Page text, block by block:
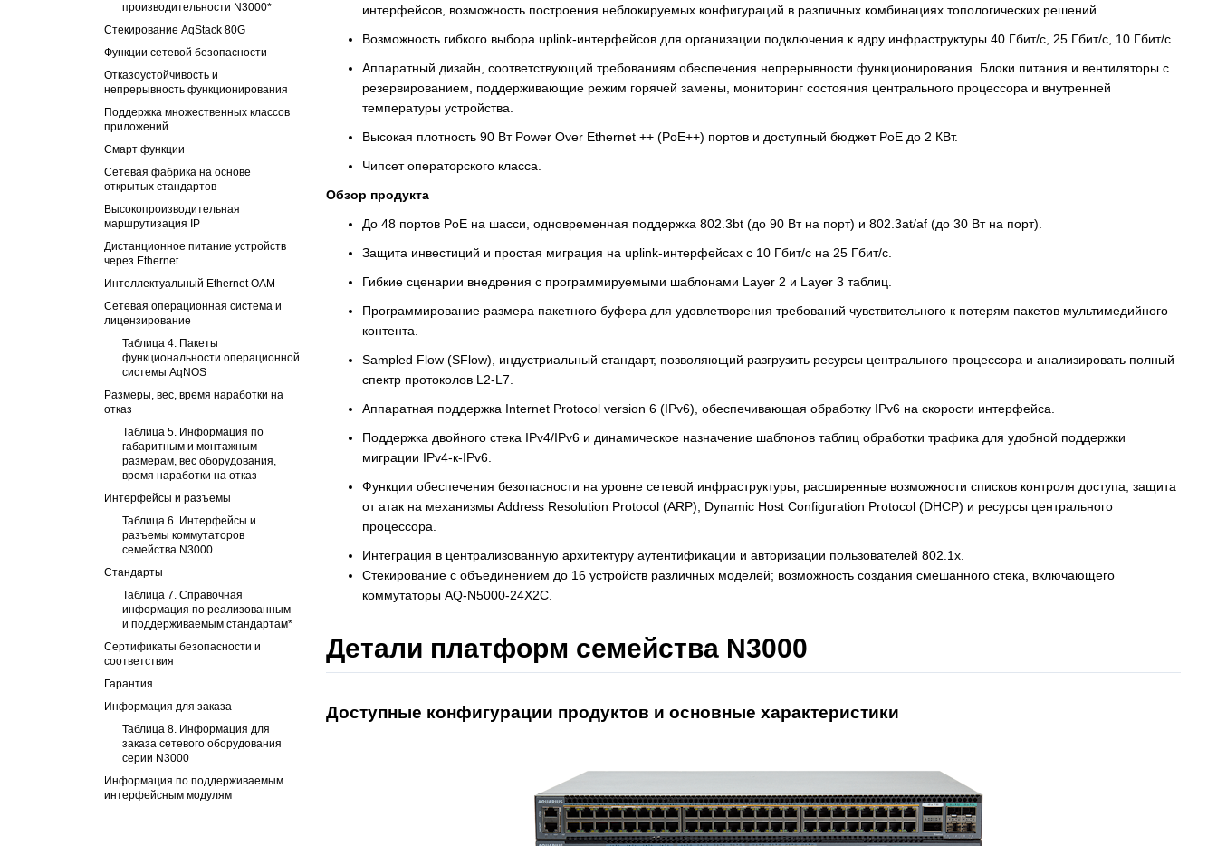
производительности N3000*
Стекирование AqStack 80G
Функции сетевой безопасности
Отказоустойчивость и
непрерывность функционирования
Поддержка множественных классов
приложений
Смарт функции
Сетевая фабрика на основе
открытых стандартов
Высокопроизводительная
маршрутизация IP
Дистанционное питание устройств
через Ethernet
Интеллектуальный Ethernet OAM
Сетевая операционная система и
лицензирование
Таблица 4. Пакеты
функциональности операционной
системы AqNOS
Размеры, вес, время наработки на
отказ
Таблица 5. Информация по
габаритным и монтажным
размерам, вес оборудования,
время наработки на отказ
Интерфейсы и разъемы
Таблица 6. Интерфейсы и
разъемы коммутаторов
семейства N3000
Стандарты
Таблица 7. Справочная
информация по реализованным
и поддерживаемым стандартам*
Сертификаты безопасности и
соответствия
Гарантия
Информация для заказа
Таблица 8. Информация для
заказа сетевого оборудования
серии N3000
Информация по поддерживаемым
интерфейсным модулям
интерфейсов, возможность построения неблокируемых конфигураций в различных комбинациях топологических решений.
Возможность гибкого выбора uplink-интерфейсов для организации подключения к ядру инфраструктуры 40 Гбит/с, 25 Гбит/с, 10 Гбит/с.
Аппаратный дизайн, соответствующий требованиям обеспечения непрерывности функционирования. Блоки питания и вентиляторы с
резервированием, поддерживающие режим горячей замены, мониторинг состояния центрального процессора и внутренней
температуры устройства.
Высокая плотность 90 Вт Power Over Ethernet ++ (PoE++) портов и доступный бюджет PoE до 2 КВт.
Чипсет операторского класса.
Обзор продукта
До 48 портов PoE на шасси, одновременная поддержка 802.3bt (до 90 Вт на порт) и 802.3at/af (до 30 Вт на порт).
Защита инвестиций и простая миграция на uplink-интерфейсах с 10 Гбит/с на 25 Гбит/с.
Гибкие сценарии внедрения с программируемыми шаблонами Layer 2 и Layer 3 таблиц.
Программирование размера пакетного буфера для удовлетворения требований чувствительного к потерям пакетов мультимедийного
контента.
Sampled Flow (SFlow), индустриальный стандарт, позволяющий разгрузить ресурсы центрального процессора и анализировать полный
спектр протоколов L2-L7.
Аппаратная поддержка Internet Protocol version 6 (IPv6), обеспечивающая обработку IPv6 на скорости интерфейса.
Поддержка двойного стека IPv4/IPv6 и динамическое назначение шаблонов таблиц обработки трафика для удобной поддержки
миграции IPv4-к-IPv6.
Функции обеспечения безопасности на уровне сетевой инфраструктуры, расширенные возможности списков контроля доступа, защита
от атак на механизмы Address Resolution Protocol (ARP), Dynamic Host Configuration Protocol (DHCP) и ресурсы центрального
процессора.
Интеграция в централизованную архитектуру аутентификации и авторизации пользователей 802.1х.
Стекирование с объединением до 16 устройств различных моделей; возможность создания смешанного стека, включающего
коммутаторы AQ-N5000-24X2C.
Детали платформ семейства N3000
Доступные конфигурации продуктов и основные характеристики